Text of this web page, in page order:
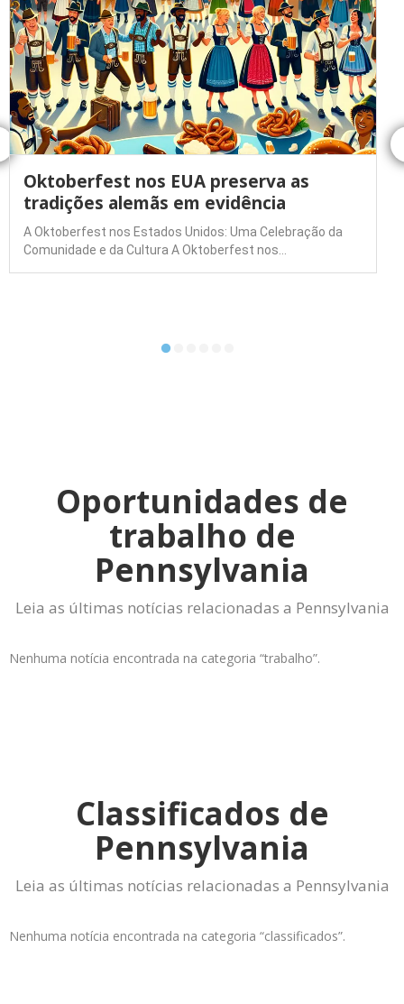
Oktoberfest nos EUA preserva as
tradições alemãs em evidência
A Oktoberfest nos Estados Unidos: Uma Celebração da
Comunidade e da Cultura A Oktoberfest nos…
Oportunidades de
trabalho de
Pennsylvania
Leia as últimas notícias relacionadas a Pennsylvania
Nenhuma notícia encontrada na categoria “trabalho”.
Classificados de
Pennsylvania
Leia as últimas notícias relacionadas a Pennsylvania
Nenhuma notícia encontrada na categoria “classificados”.